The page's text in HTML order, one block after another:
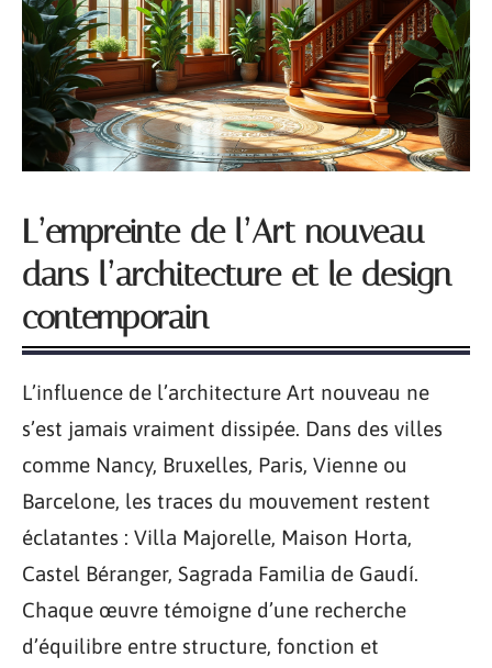
L’empreinte de l’Art nouveau
dans l’architecture et le design
contemporain
L’influence de l’architecture Art nouveau ne
s’est jamais vraiment dissipée. Dans des villes
comme Nancy, Bruxelles, Paris, Vienne ou
Barcelone, les traces du mouvement restent
éclatantes : Villa Majorelle, Maison Horta,
Castel Béranger, Sagrada Familia de Gaudí.
Chaque œuvre témoigne d’une recherche
d’équilibre entre structure, fonction et